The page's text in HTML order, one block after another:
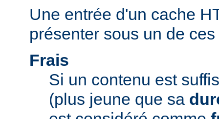
Une entrée d'un cache
présenter sous un de
Frais
Si un contenu est
(plus jeune que sa